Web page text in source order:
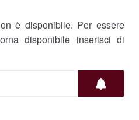
è disponibile. Per essere
disponibile inserisci di